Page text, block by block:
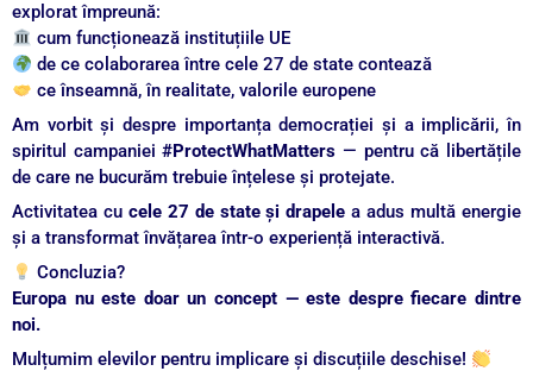
explorat împreună:
cum funcționează instituțiile UE
de ce colaborarea între cele 27 de state contează
ce înseamnă, în realitate, valorile europene
Am vorbit și despre importanța democrației și a implicării, în
spiritul campaniei#ProtectWhatMatters — pentru că libertățile
de care ne bucurăm trebuie înțelese și protejate.
Activitatea cu cele 27 de state și drapele a adus multă energie
și a transformat învățarea într-o experiență interactivă.
Concluzia?
Europa nu este doar un concept — este despre fiecare dintre
noi.
Mulțumim elevilor pentru implicare și discuțiile deschise!